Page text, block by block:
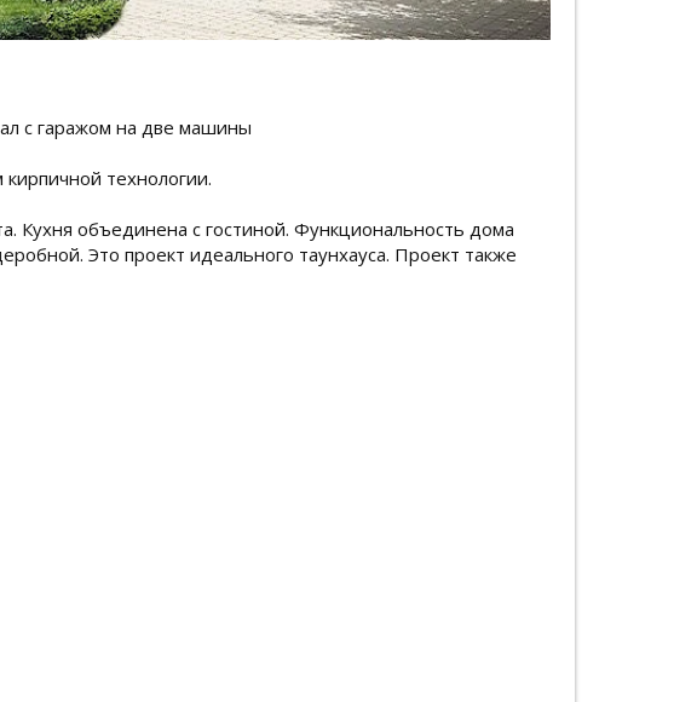
с гаражом на две машины
технологии.
Кухня объединена с гостиной. Функциональность дома
Это проект идеального таунхауса. Проект также